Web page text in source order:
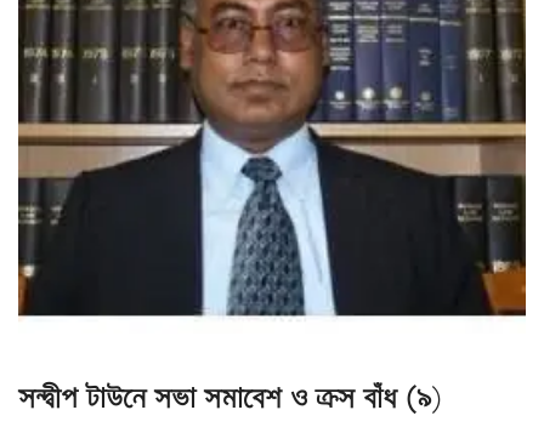
সন্দ্বীপ টাউনে সভা সমাবেশ ও ক্রস বাঁধ (৯)